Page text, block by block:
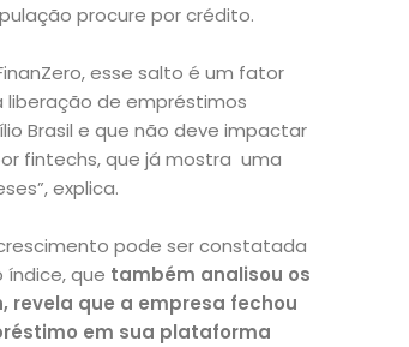
procure por crédito.
esse salto é um fator
liberação de empréstimos
Brasil e que não deve impactar
fintechs, que já mostra uma
explica.
pode ser constatada
índice, que também analisou os
revela que a empresa fechou
em sua plataforma